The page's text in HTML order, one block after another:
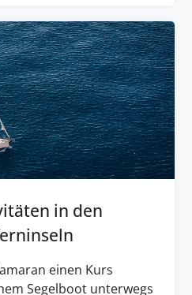
in den
einen Kurs
Segelboot unterwegs